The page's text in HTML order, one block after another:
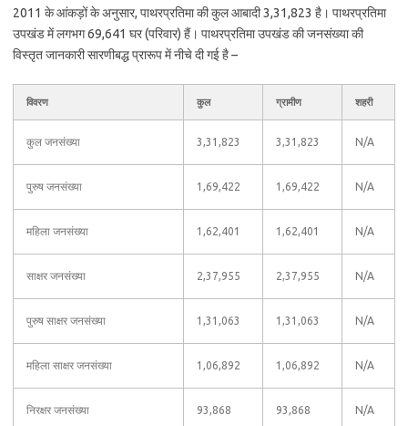
2011 के आंकड़ों के अनुसार, पाथरप्रतिमा की कुल आबादी 3,31,823 है। पाथरप्रतिमा
उपखंड में लगभग 69,641 घर (परिवार) हैं। पाथरप्रतिमा उपखंड की जनसंख्या की
विस्तृत जानकारी सारणीबद्ध प्रारूप में नीचे दी गई है –
विवरण कुल ग्रामीण शहरी
कुल जनसंख्या 3,31,823 3,31,823 N/A
पुरुष जनसंख्या 1,69,422 1,69,422 N/A
महिला जनसंख्या 1,62,401 1,62,401 N/A
साक्षर जनसंख्या 2,37,955 2,37,955 N/A
पुरुष साक्षर जनसंख्या 1,31,063 1,31,063 N/A
महिला साक्षर जनसंख्या 1,06,892 1,06,892 N/A
निरक्षर जनसंख्या 93,868 93,868 N/A